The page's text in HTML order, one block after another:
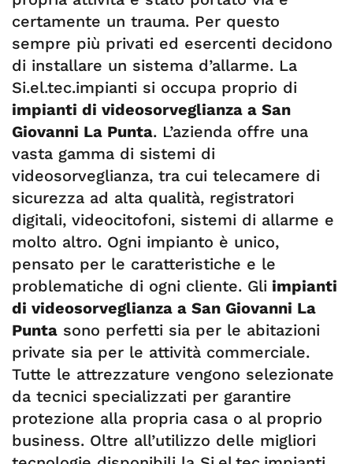
certamente un trauma. Per questo
sempre più privati ed esercenti decidono
di installare un sistema d’allarme. La
Si.el.tec.impianti si occupa proprio di
impianti di videosorveglianza a San
Giovanni La Punta. L’azienda offre una
vasta gamma di sistemi di
videosorveglianza, tra cui telecamere di
sicurezza ad alta qualità, registratori
digitali, videocitofoni, sistemi di allarme e
molto altro. Ogni impianto è unico,
pensato per le caratteristiche e le
problematiche di ogni cliente. Gli impianti
di videosorveglianza a San Giovanni La
Punta sono perfetti sia per le abitazioni
private sia per le attività commerciale.
Tutte le attrezzature vengono selezionate
da tecnici specializzati per garantire
protezione alla propria casa o al proprio
business. Oltre all’utilizzo delle migliori